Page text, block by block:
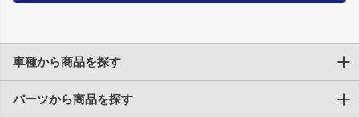
車種から商品を探す
トヨタ
パーツから商品を探す